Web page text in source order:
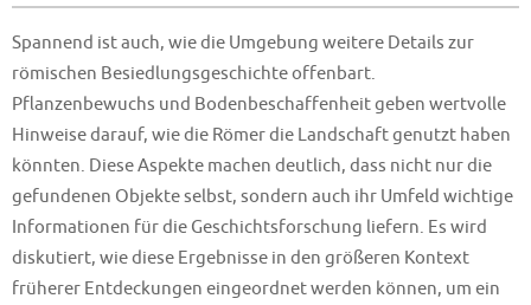
Spannend ist auch, wie die Umgebung weitere Details zur
römischen Besiedlungsgeschichte offenbart.
Pflanzenbewuchs und Bodenbeschaffenheit geben wertvolle
Hinweise darauf, wie die Römer die Landschaft genutzt haben
könnten. Diese Aspekte machen deutlich, dass nicht nur die
gefundenen Objekte selbst, sondern auch ihr Umfeld wichtige
Informationen für die Geschichtsforschung liefern. Es wird
diskutiert, wie diese Ergebnisse in den größeren Kontext
früherer Entdeckungen eingeordnet werden können, um ein